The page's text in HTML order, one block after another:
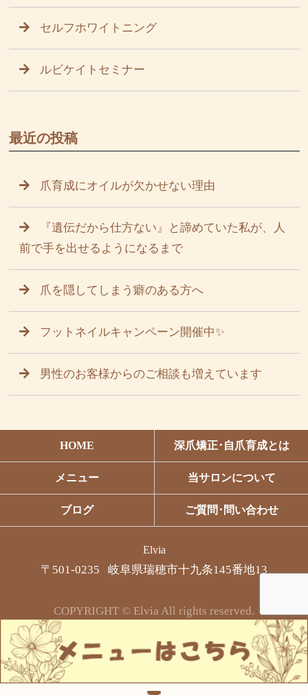
セルフホワイトニング
ルビケイトセミナー
最近の投稿
爪育成にオイルが欠かせない理由
『遺伝だから仕方ない』と諦めていた私が、人
前で手を出せるようになるまで
爪を隠してしまう癖のある方へ
フットネイルキャンペーン開催中✨
男性のお客様からのご相談も増えています
HOME 深爪矯正･自爪育成とは
メニュー 当サロンについて
ブログ ご質問･問い合わせ
Elvia
〒501-0235 岐阜県瑞穂市十九条145番地13
COPYRIGHT © Elvia All rights reserved.